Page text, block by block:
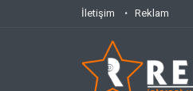
İletişim Reklam